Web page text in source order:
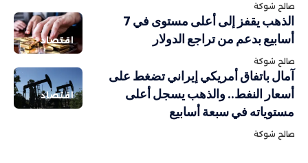
صالح شوكة
اقتصاد
الذهب يقفز إلى أعلى مستوى في 7
أسابيع بدعم من تراجع الدولار
صالح شوكة
اقتصاد
آمال باتفاق أمريكي إيراني تضغط على
أسعار النفط.. والذهب يسجل أعلى
مستوياته في سبعة أسابيع
صالح شوكة